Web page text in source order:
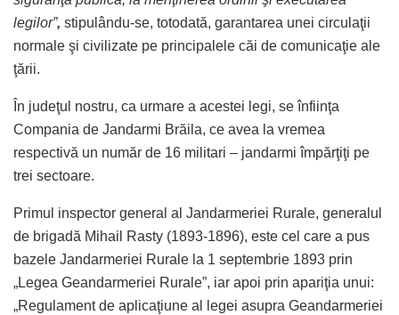
legilor”, stipulându-se, totodată, garantarea unei circulaţii
normale şi civilizate pe principalele căi de comunicaţie ale
ţării.
În judeţul nostru, ca urmare a acestei legi, se înfiinţa
Compania de Jandarmi Brăila, ce avea la vremea
respectivă un număr de 16 militari – jandarmi împărţiţi pe
trei sectoare.
Primul inspector general al Jandarmeriei Rurale, generalul
de brigadă Mihail Rasty (1893-1896), este cel care a pus
bazele Jandarmeriei Rurale la 1 septembrie 1893 prin
„Legea Geandarmeriei Rurale”, iar apoi prin apariţia unui:
„Regulament de aplicaţiune al legei asupra Geandarmeriei